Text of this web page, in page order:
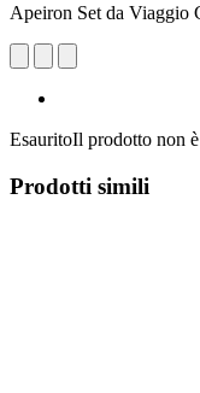
Apeiron Set da Viaggio
EsauritoIl prodotto non
Prodotti simili